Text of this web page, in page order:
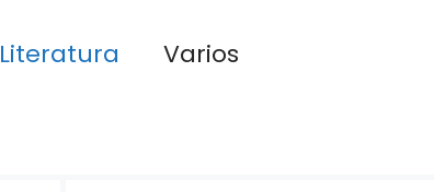
Literatura
Varios